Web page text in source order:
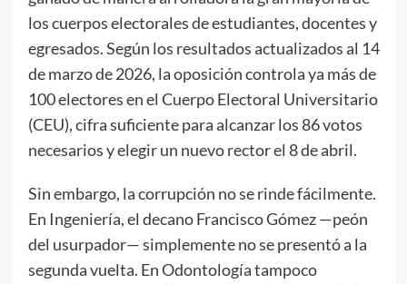
los cuerpos electorales de estudiantes, docentes y
egresados. Según los resultados actualizados al 14
de marzo de 2026, la oposición controla ya más de
100 electores en el Cuerpo Electoral Universitario
(CEU), cifra suficiente para alcanzar los 86 votos
necesarios y elegir un nuevo rector el 8 de abril.
Sin embargo, la corrupción no se rinde fácilmente.
En Ingeniería, el decano Francisco Gómez —peón
del usurpador— simplemente no se presentó a la
segunda vuelta. En Odontología tampoco